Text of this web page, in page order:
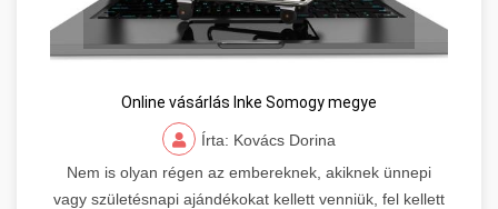
Online vásárlás Inke Somogy megye
Írta: Kovács Dorina
Nem is olyan régen az embereknek, akiknek ünnepi
vagy születésnapi ajándékokat kellett venniük, fel kellett